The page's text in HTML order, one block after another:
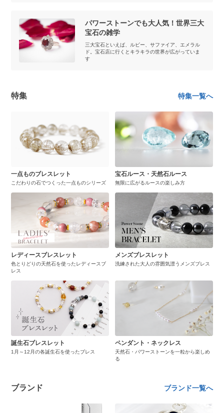
パワーストーンでも大人気！世界三大
宝石の雑学
三大宝石といえば、ルビー、サファイア、エメラル
ド。宝石店に行くとキラキラの世界が広がっていま
す
特集 特集一覧へ
一点ものブレスレット
こだわりの石でつくった一点ものシリーズ
宝石ルース・天然石ルース
無限に広がるルースの楽しみ方
レディースブレスレット
色とりどりの天然石を使ったレディースブ
レス
メンズブレスレット
洗練された大人の雰囲気漂うメンズブレス
誕生石ブレスレット
1月～12月の各誕生石を使ったブレス
ペンダント・ネックレス
天然石・パワーストーンを一粒から楽しめ
る
ブランド ブランド一覧へ